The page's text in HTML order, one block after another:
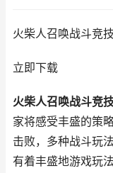
火柴人召唤战斗竞
立即下载
火柴人召唤战斗竞
家将感受丰盛的策
击败，多种战斗玩
有着丰盛地游戏玩